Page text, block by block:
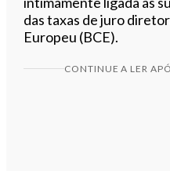
das taxas de juro
Europeu (BCE).
CONTINUE A LER